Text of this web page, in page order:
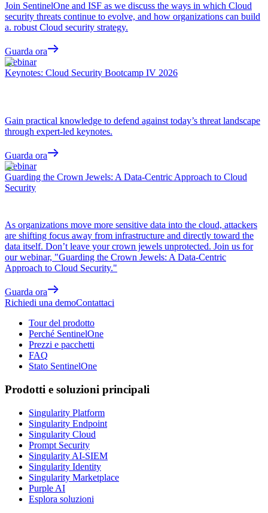
Join SentinelOne and ISF as we discuss the ways in which Cloud
security threats continue to evolve, and how organizations can build
a. robust Cloud security strategy.
Guarda ora
Webinar
Keynotes: Cloud Security Bootcamp IV 2026
Gain practical knowledge to defend against today’s threat landscape
through expert-led keynotes.
Guarda ora
Webinar
Guarding the Crown Jewels: A Data-Centric Approach to Cloud
Security
As organizations move more sensitive data into the cloud, attackers
are shifting focus away from infrastructure and directly toward the
data itself. Don’t leave your crown jewels unprotected. Join us for
our webinar, "Guarding the Crown Jewels: A Data-Centric
Approach to Cloud Security."
Guarda ora
Richiedi una demoContattaci
Tour del prodotto
Perché SentinelOne
Prezzi e pacchetti
FAQ
Stato SentinelOne
Prodotti e soluzioni principali
Singularity Platform
Singularity Endpoint
Singularity Cloud
Prompt Security
Singularity AI-SIEM
Singularity Identity
Singularity Marketplace
Purple AI
Esplora soluzioni